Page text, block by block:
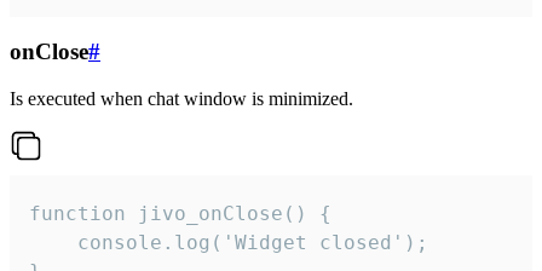
onClose#
Is executed when chat window is minimized.
function jivo_onClose() {
    console.log('Widget closed');